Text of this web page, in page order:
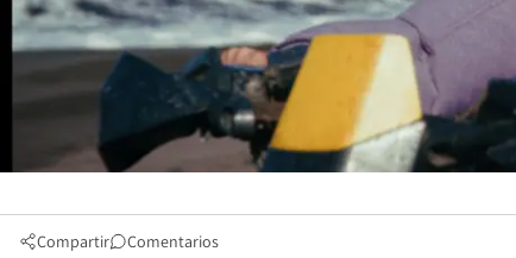
Compartir Comentarios